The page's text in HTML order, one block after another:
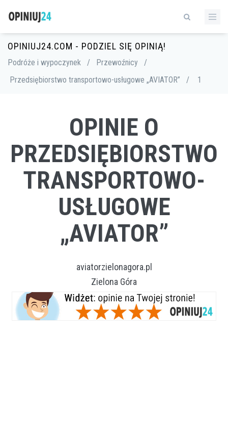
OPINIUJ24.COM - PODZIEL SIĘ OPINIĄ!
Podróże i wypoczynek / Przewoźnicy
/
Przedsiębiorstwo transportowo-usługowe „AVIATOR”
/ 1
OPINIE O
PRZEDSIĘBIORSTWO
TRANSPORTOWO-
USŁUGOWE
„AVIATOR”
aviatorzielonagora.pl
Zielona Góra